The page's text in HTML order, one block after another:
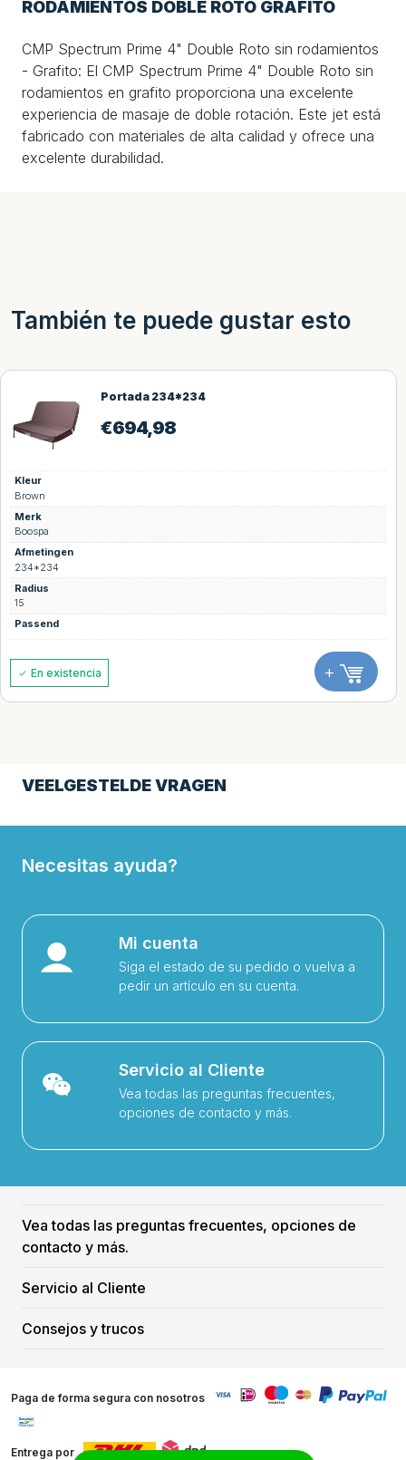
RODAMIENTOS DOBLE ROTO GRAFITO
CMP Spectrum Prime 4" Double Roto sin rodamientos
- Grafito: El CMP Spectrum Prime 4" Double Roto sin
rodamientos en grafito proporciona una excelente
experiencia de masaje de doble rotación. Este jet está
fabricado con materiales de alta calidad y ofrece una
excelente durabilidad.
También te puede gustar esto
Portada 234*234
€694,98
Kleur
Brown
Merk
Boospa
Afmetingen
234*234
Radius
15
Passend
En existencia +
VEELGESTELDE VRAGEN
Necesitas ayuda?
Mi cuenta
Siga el estado de su pedido o vuelva a
pedir un artículo en su cuenta.
Servicio al Cliente
Vea todas las preguntas frecuentes,
opciones de contacto y más.
Vea todas las preguntas frecuentes, opciones de
contacto y más.
Servicio al Cliente
Consejos y trucos
Paga de forma segura con nosotros
Entrega por